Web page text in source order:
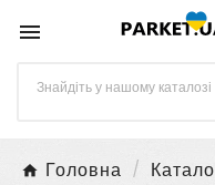

Головна